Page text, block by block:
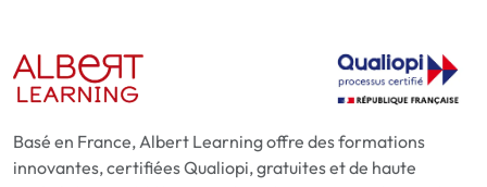
Basé en France, Albert Learning offre des formations
innovantes, certifiées Qualiopi, gratuites et de haute